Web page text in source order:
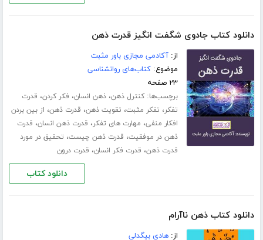
دانلود کتاب جادوی شگفت انگیز قدرت ذهن
از:آکادمی مجازی باور مثبت
موضوع:کتاب‌های روانشناسی
۲۳ صفحه
برچسب‌ها:کنترل ذهن،ذهن انسان، فکر کردن، قدرت
تفکر، تفکر مثبت، تقویت ذهن، قدرت ذهن، از بین بردن
افکار منفی، مهارت های تفکر، قدرت ذهن انسان، قدرت
ذهن در موفقیت، قدرت ذهن چیست، تحقیق در مورد
قدرت ذهن، قدرت فکر انسان، قدرت درون
دانلود کتاب
دانلود کتاب ذهن ناآرام
از:هادی بیگدلی